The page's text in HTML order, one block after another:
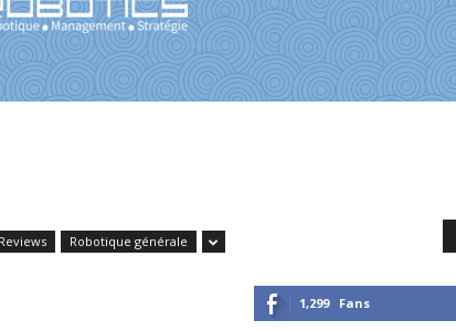
Reviews Robotique générale
1,299 Fans